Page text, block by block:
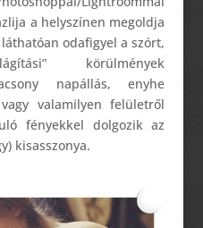
a helyszínen megoldja
odafigyel a szórt,
körülmények
napállás, enyhe
valamilyen felületről
fényekkel dolgozik az
kisasszonya.